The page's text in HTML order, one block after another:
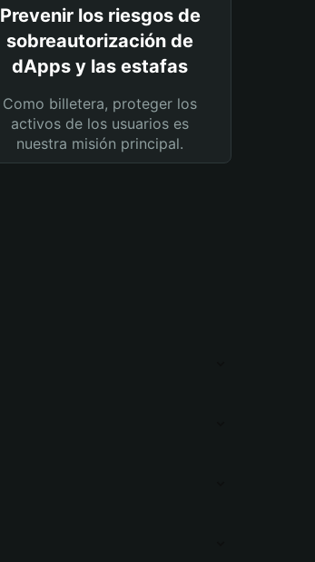
Prevenir los riesgos de
sobreautorización de
dApps y las estafas
Como billetera, proteger los
activos de los usuarios es
nuestra misión principal.